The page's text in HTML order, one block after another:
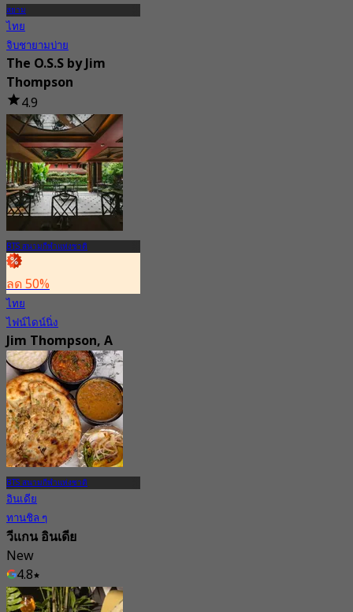
สยาม
ไทย
จิบชายามบ่าย
The O.S.S by Jim
Thompson
4.9
692 การจอง
จาก฿ 475
BTS สนามกีฬาแห่งชาติ
ลด 50%
ไทย
ไฟน์ไดน์นิ่ง
Jim Thompson, A
Thai Restaurant
4.9
5.3K การจอง
จาก฿ 690
BTS สนามกีฬาแห่งชาติ
อินเดีย
ทานชิล ๆ
วีแกน อินเดีย
New
4.8
จาก฿ 363.33